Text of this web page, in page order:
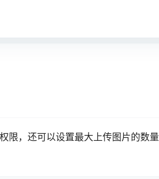
限，还可以设置最大上传图片的数量